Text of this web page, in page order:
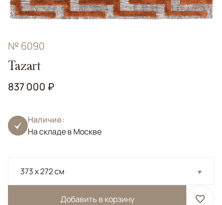
№ 6090
Tazart
837 000 ₽
Наличие:
На складе в Москве
373 x 272 см
Добавить в корзину